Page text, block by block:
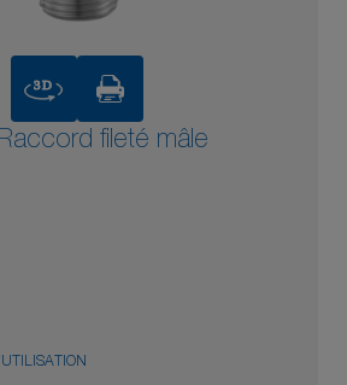
3D
fileté mâle